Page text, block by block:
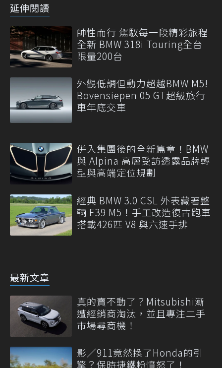
延伸閱讀
帥性而行 駕馭每一段精彩旅程
全新 BMW 318i Touring全台
限量200台
外觀低調但動力超越BMW M5!
Bovensiepen 05 GT超級旅行
車年底交車
併入集團後的全新篇章！BMW
與 Alpina 高層受訪透露品牌轉
型與高端定位規劃
經典 BMW 3.0 CSL 外表藏著整
輛 E39 M5！手工改造復古跑車
搭載426匹 V8 與六速手排
最新文章
真的賣不動了？Mitsubishi漸
遭經銷商淘汰，並且專注二手
市場尋商機！
影／911竟然換了Honda的引
擎？保時捷鐵粉憤怒了！